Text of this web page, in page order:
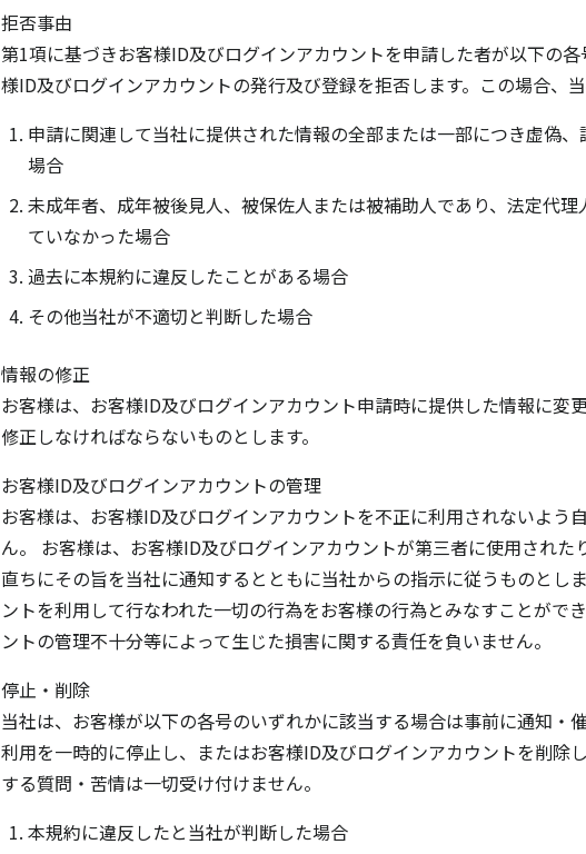
拒否事由
第1項に基づきお客様ID及びログインアカウントを申請した者が以下の
様ID及びログインアカウントの発行及び登録を拒否します。この場合、
申請に関連して当社に提供された情報の全部または一部につき虚偽
場合
未成年者、成年被後見人、被保佐人または被補助人であり、法定代
ていなかった場合
過去に本規約に違反したことがある場合
その他当社が不適切と判断した場合
情報の修正
お客様は、お客様ID及びログインアカウント申請時に提供した情報に変
修正しなければならないものとします。
お客様ID及びログインアカウントの管理
お客様は、お客様ID及びログインアカウントを不正に利用されないよう
ん。 お客様は、お客様ID及びログインアカウントが第三者に使用され
直ちにその旨を当社に通知するとともに当社からの指示に従うものとし
ントを利用して行なわれた一切の行為をお客様の行為とみなすことがで
ントの管理不十分等によって生じた損害に関する責任を負いません。
停止・削除
当社は、お客様が以下の各号のいずれかに該当する場合は事前に通知・
利用を一時的に停止し、またはお客様ID及びログインアカウントを削除
する質問・苦情は一切受け付けません。
本規約に違反したと当社が判断した場合